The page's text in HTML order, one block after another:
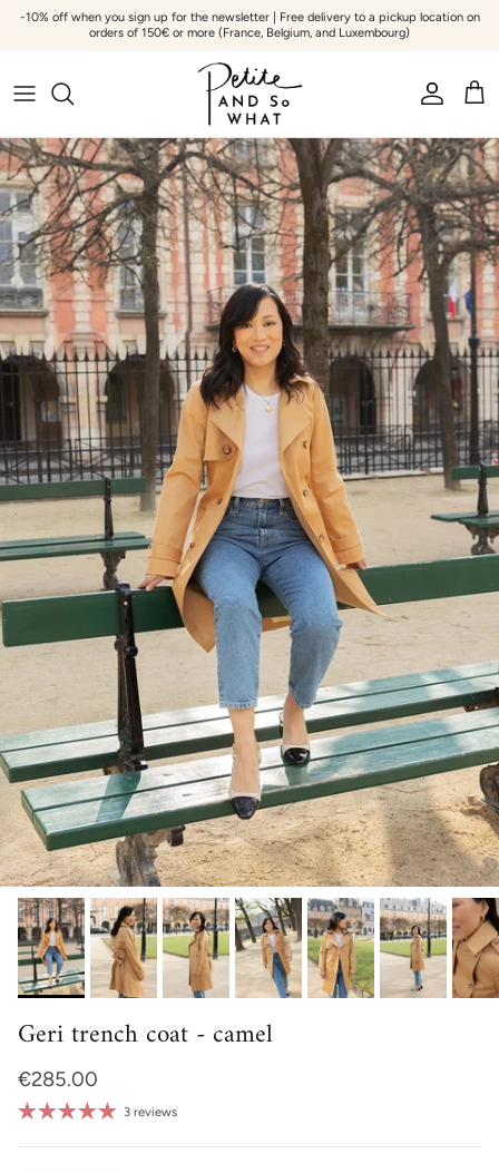
Go to content
-10% off when you sign up for the newsletter | Free delivery to a pickup location on
orders of 150€ or more (France, Belgium, and Luxembourg)
Account
Skip to product information
Geri trench coat - camel
Regular price
€285.00
3 reviews